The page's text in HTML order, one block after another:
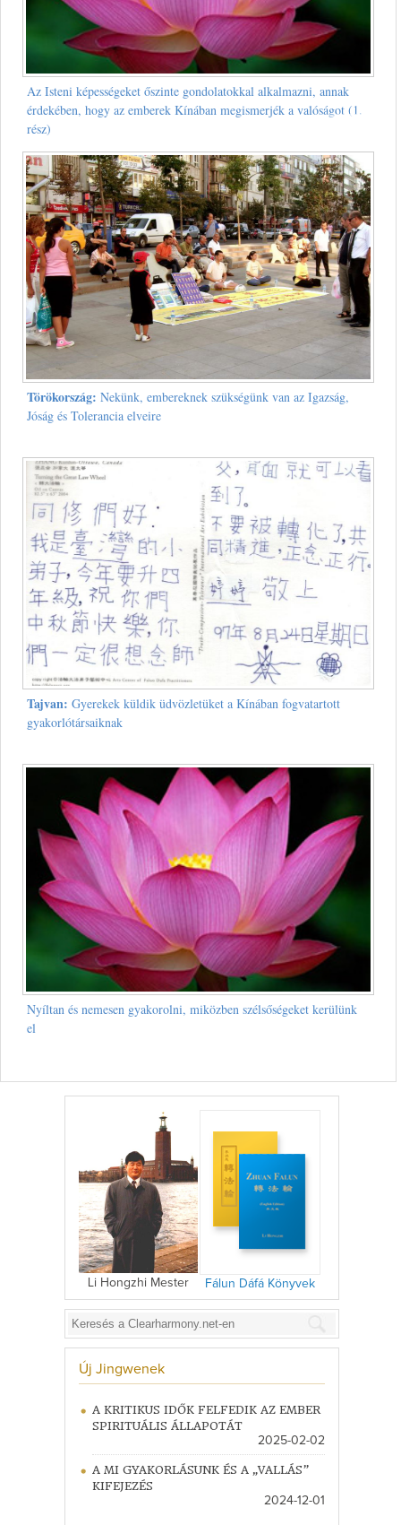
Az Isteni képességeket őszinte gondolatokkal alkalmazni, annak
érdekében, hogy az emberek Kínában megismerjék a valóságot (1.
rész)
Törökország: Nekünk, embereknek szükségünk van az Igazság,
Jóság és Tolerancia elveire
Tajvan: Gyerekek küldik üdvözletüket a Kínában fogvatartott
gyakorlótársaiknak
Nyíltan és nemesen gyakorolni, miközben szélsőségeket kerülünk
el
Li Hongzhi Mester Fálun Dáfá Könyvek
Új Jingwenek
A KRITIKUS IDŐK FELFEDIK AZ EMBER
SPIRITUÁLIS ÁLLAPOTÁT
2025-02-02
A MI GYAKORLÁSUNK ÉS A „VALLÁS”
KIFEJEZÉS
2024-12-01